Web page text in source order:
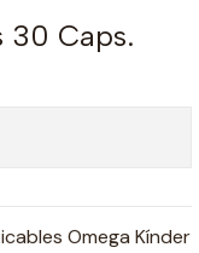
30 Caps.
Omega Kínder